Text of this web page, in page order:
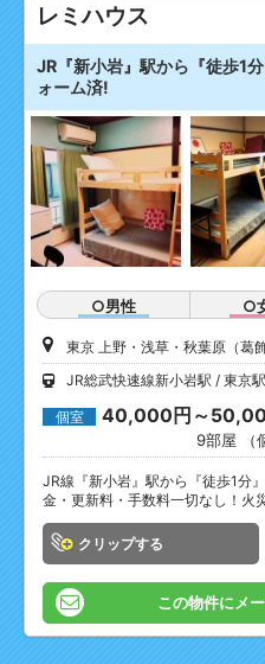
レミハウス
JR『新小岩』駅から『徒歩1
ォーム済!
○男性 ○
東京 上野・浅草・秋葉原（葛飾
JR総武快速線新小岩駅
東京
個室 40,000円～
9部屋 （
JR線『新小岩』駅から『徒歩1分
金・更新料・手数料一切なし！火
クリップ
この物件にメ